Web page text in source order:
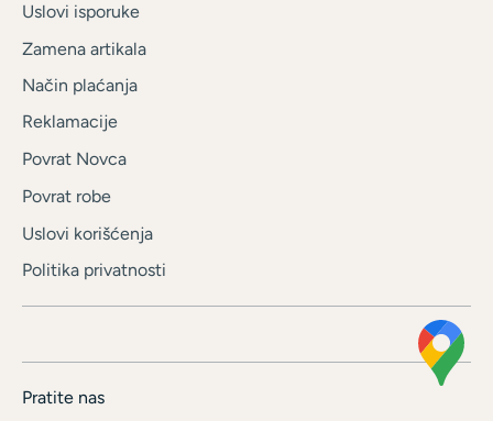
Uslovi isporuke
Zamena artikala
Način plaćanja
Reklamacije
Povrat Novca
Povrat robe
Uslovi korišćenja
Politika privatnosti
Pratite nas